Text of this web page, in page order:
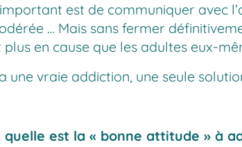
est de communiquer avec
… Mais sans fermer
en cause que les adultes eux-
une vraie addiction, une seule
quelle est la « bonne attitude » à